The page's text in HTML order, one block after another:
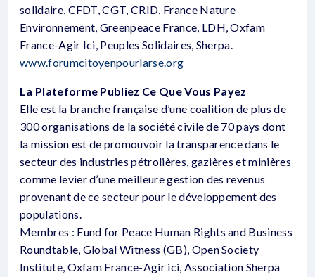
solidaire, CFDT, CGT, CRID, France Nature
Environnement, Greenpeace France, LDH, Oxfam
France-Agir Ici, Peuples Solidaires, Sherpa.
www.forumcitoyenpourlarse.org
La Plateforme Publiez Ce Que Vous Payez
Elle est la branche française d’une coalition de plus de
300 organisations de la société civile de 70 pays dont
la mission est de promouvoir la transparence dans le
secteur des industries pétrolières, gazières et minières
comme levier d’une meilleure gestion des revenus
provenant de ce secteur pour le développement des
populations.
Membres : Fund for Peace Human Rights and Business
Roundtable, Global Witness (GB), Open Society
Institute, Oxfam France-Agir ici, Association Sherpa